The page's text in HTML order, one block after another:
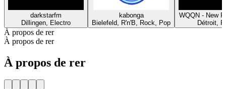
darkstarfm
Dillingen, Electro
kabonga
Bielefeld, R'n'B, Rock, Pop
WQQN - New
Détroit,
À propos de rer
À propos de rer
À propos de rer